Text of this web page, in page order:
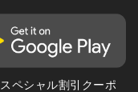
ペシャル割引クーポ